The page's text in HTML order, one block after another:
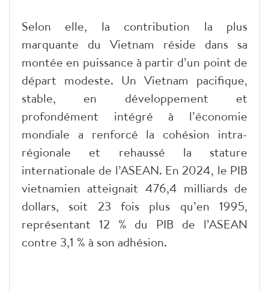
Selon elle, la contribution la plus
marquante du Vietnam réside dans sa
montée en puissance à partir d’un point de
départ modeste. Un Vietnam pacifique,
stable, en développement et
profondément intégré à l’économie
mondiale a renforcé la cohésion intra-
régionale et rehaussé la stature
internationale de l’ASEAN. En 2024, le PIB
vietnamien atteignait 476,4 milliards de
dollars, soit 23 fois plus qu’en 1995,
représentant 12 % du PIB de l’ASEAN
contre 3,1 % à son adhésion.